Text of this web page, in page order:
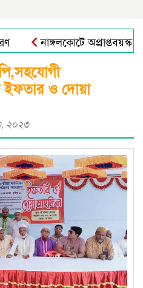
নাঙ্গলকোটে অপ্রাপ্তবয়স্ক
ইফতার ও দোয়া
২০২৩